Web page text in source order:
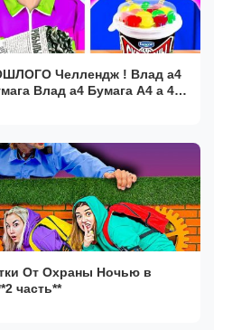
Челлендж ! Влад а4
Влад а4 Бумага А4 а 4
От Охраны Ночью в
часть**